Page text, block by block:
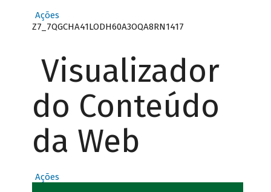
Ações
Z7_7QGCHA41LODH60A3OQA8RN1417
Visualizador
do Conteúdo
da Web
Ações